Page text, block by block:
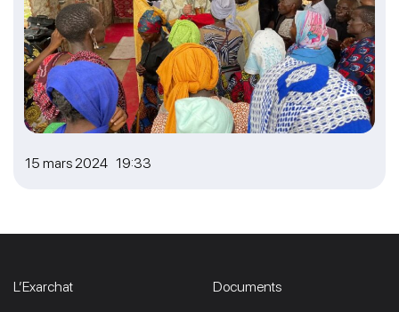
15 mars 2024 19:33
L’Exarchat Documents